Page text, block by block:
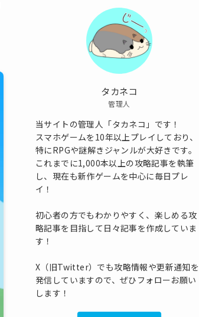
タカネコ
管理人
当サイトの管理人「タカネコ」です！
スマホゲームを10年以上プレイしており、
特にRPGや謎解きジャンルが大好きです。
これまでに1,000本以上の攻略記事を執筆
し、現在も新作ゲームを中心に毎日プレ
イ！
初心者の方でもわかりやすく、楽しめる攻
略記事を目指して日々記事を作成していま
す！
X（旧Twitter）でも攻略情報や更新通知を
発信していますので、ぜひフォローお願い
します！